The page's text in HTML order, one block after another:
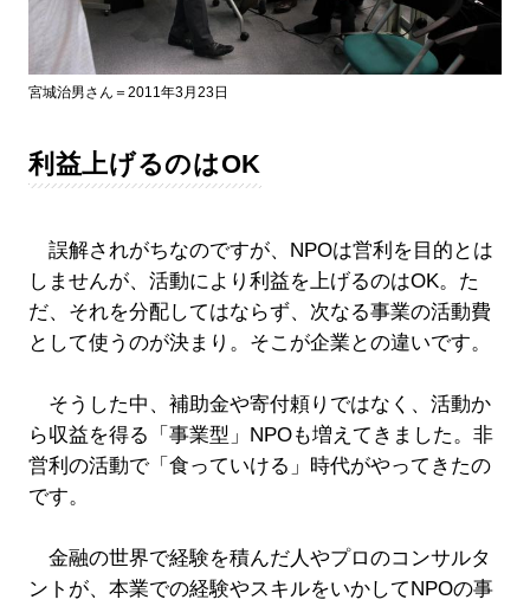
宮城治男さん＝2011年3月23日
利益上げるのはOK
誤解されがちなのですが、NPOは営利を目的とは
しませんが、活動により利益を上げるのはOK。た
だ、それを分配してはならず、次なる事業の活動費
として使うのが決まり。そこが企業との違いです。
そうした中、補助金や寄付頼りではなく、活動か
ら収益を得る「事業型」NPOも増えてきました。非
営利の活動で「食っていける」時代がやってきたの
です。
金融の世界で経験を積んだ人やプロのコンサルタ
ントが、本業での経験やスキルをいかしてNPOの事